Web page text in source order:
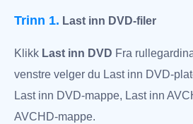
Trinn 1. Last inn DVD-filer
Klikk Last inn DVD Fra
venstre velger du Last inn DVD-
Last inn DVD-mappe, Last inn
AVCHD-mappe.